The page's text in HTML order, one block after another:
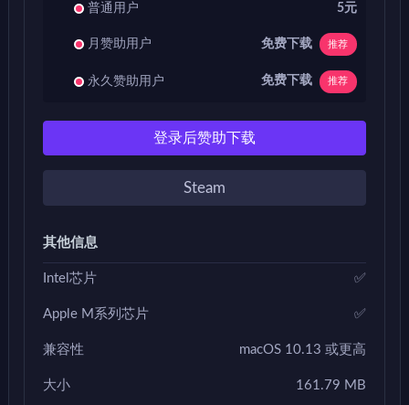
普通用户 5元
月赞助用户 免费下载 推荐
永久赞助用户 免费下载 推荐
登录后赞助下载
Steam
其他信息
Intel芯片 ✅
Apple M系列芯片 ✅
兼容性 macOS 10.13 或更高
大小 161.79 MB